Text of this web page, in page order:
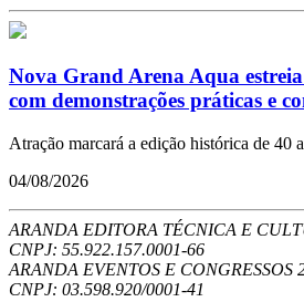
Nova Grand Arena Aqua
com demonstrações práticas e
Atração marcará a edição histórica de 40
04/08/2026
ARANDA EDITORA TÉCNICA E
CNPJ: 55.922.157.0001-66
ARANDA EVENTOS E CONGRESSOS
CNPJ: 03.598.920/0001-41